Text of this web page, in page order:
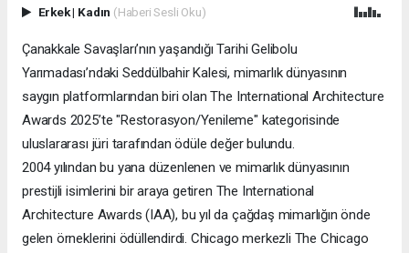
Erkek| Kadın (Haberi Sesli Oku)
Çanakkale Savaşları’nın yaşandığı Tarihi Gelibolu
Yarımadası’ndaki Seddülbahir Kalesi, mimarlık dünyasının
saygın platformlarından biri olan The International Architecture
Awards 2025’te "Restorasyon/Yenileme" kategorisinde
uluslararası jüri tarafından ödüle değer bulundu.
2004 yılından bu yana düzenlenen ve mimarlık dünyasının
prestijli isimlerini bir araya getiren The International
Architecture Awards (IAA), bu yıl da çağdaş mimarlığın önde
gelen örneklerini ödüllendirdi. Chicago merkezli The Chicago